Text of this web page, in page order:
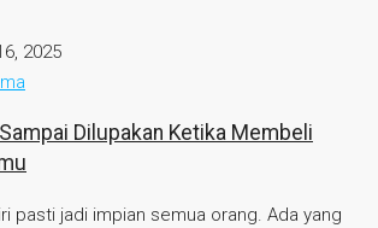
2025
Dilupakan Ketika Membeli
pasti jadi impian semua orang. Ada yang